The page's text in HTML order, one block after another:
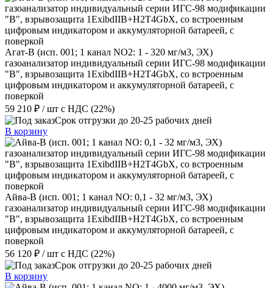
Агат-В (исп. 001; 1 канал NO2: 1 - 320 мг/м3, ЭХ)
газоанализатор индивидуальный серии ИГС-98 модификации
"В", взрывозащита 1ExibdIIB+H2T4GbX, со встроенным
цифровым индикатором и аккумуляторной батареей, с
поверкой
59 210 ₽ / шт с НДС (22%)
Срок отгрузки до 20-25 рабочих дней
В корзину
Айва-В (исп. 001; 1 канал NO: 0,1 - 32 мг/м3, ЭХ)
газоанализатор индивидуальный серии ИГС-98 модификации
"В", взрывозащита 1ExibdIIB+H2T4GbX, со встроенным
цифровым индикатором и аккумуляторной батареей, с
поверкой
56 120 ₽ / шт с НДС (22%)
Срок отгрузки до 20-25 рабочих дней
В корзину